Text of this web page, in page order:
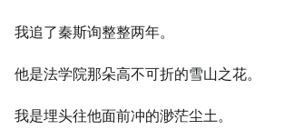
我追了秦斯询整整两年。
他是法学院那朵高不可折的雪山之花。
我是埋头往他面前冲的渺茫尘土。